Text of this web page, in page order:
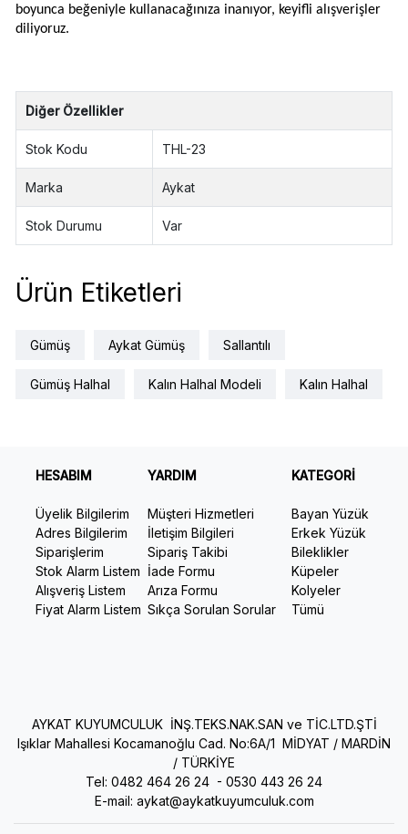
boyunca beğeniyle kullanacağınıza inanıyor, keyifli alışverişler
diliyoruz.
Diğer Özellikler
Stok Kodu THL-23
Marka Aykat
Stok Durumu Var
Ürün Etiketleri
Gümüş Aykat Gümüş Sallantılı
Gümüş Halhal Kalın Halhal Modeli Kalın Halhal
HESABIM
Üyelik Bilgilerim
Adres Bilgilerim
Siparişlerim
Stok Alarm Listem
Alışveriş Listem
Fiyat Alarm Listem
YARDIM
Müşteri Hizmetleri
İletişim Bilgileri
Sipariş Takibi
İade Formu
Arıza Formu
Sıkça Sorulan Sorular
KATEGORİ
Bayan Yüzük
Erkek Yüzük
Bileklikler
Küpeler
Kolyeler
Tümü
AYKAT KUYUMCULUK İNŞ.TEKS.NAK.SAN ve TİC.LTD.ŞTİ
Işıklar Mahallesi Kocamanoğlu Cad. No:6A/1 MİDYAT / MARDİN
/ TÜRKİYE
Tel: 0482 464 26 24 - 0530 443 26 24
E-mail: aykat@aykatkuyumculuk.com